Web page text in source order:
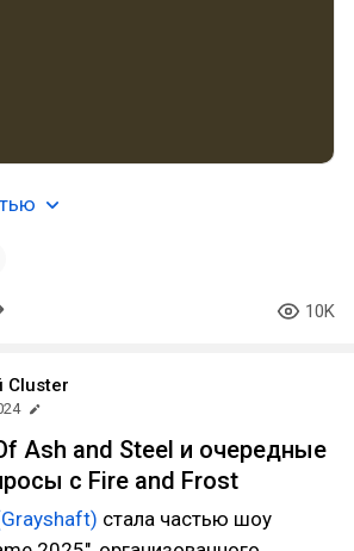
10K
Cluster
Ash and Steel и очередные
с Fire and Frost
стала частью шоу